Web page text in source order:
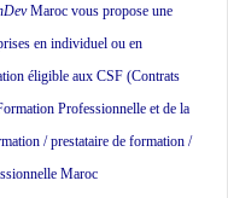
Maroc vous propose une
en individuel ou en
éligible aux CSF (Contrats
Professionnelle et de la
/ prestataire de formation /
Maroc